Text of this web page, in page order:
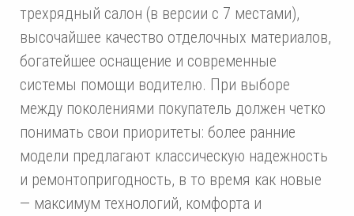
трехрядный салон (в версии с 7 местами),
высочайшее качество отделочных материалов,
богатейшее оснащение и современные
системы помощи водителю. При выборе
между поколениями покупатель должен четко
понимать свои приоритеты: более ранние
модели предлагают классическую надежность
и ремонтопригодность, в то время как новые
— максимум технологий, комфорта и